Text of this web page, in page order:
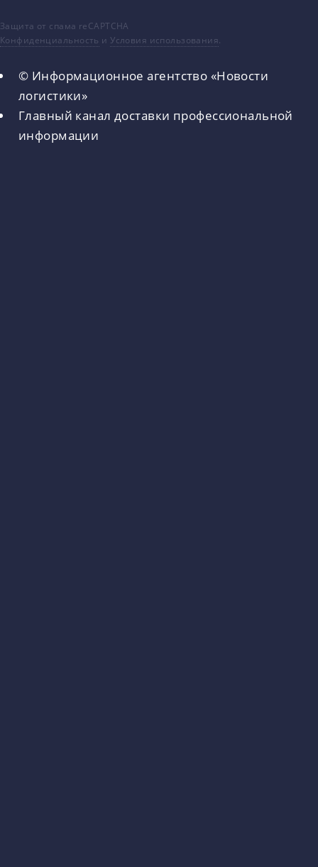
Защита от спама reCAPTCHA
Конфиденциальность иУсловия использования.
© Информационное агентство «Новости
логистики»
Главный канал доставки профессиональной
информации